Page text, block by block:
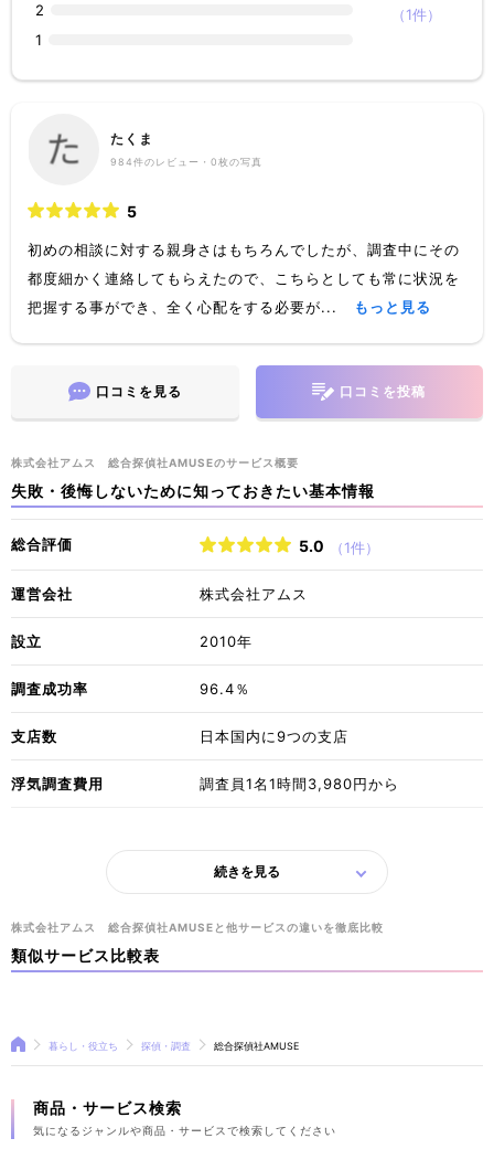
2
1
（1件）
たくま
984件のレビュー・ 0枚の写真
5
初めの相談に対する親身さはもちろんでしたが、調査中にその
都度細かく連絡してもらえたので、こちらとしても常に状況を
把握する事ができ、全く心配をする必要が...
もっと見る
口コミを見る 口コミを投稿
​株式会社アムス 総合探偵社AMUSEのサービス概要
失敗・後悔しないために知っておきたい基本情報
総合評価 5.0 （1件）
運営会社 株式会社アムス
設立 2010年
調査成功率 96.4％
支店数 日本国内に9つの支店
浮気調査費用 ​調査員1名1時間3,980円から
続きを見る
​株式会社アムス 総合探偵社AMUSEと他サービスの違いを徹底比較
類似サービス比較表
暮らし・役立ち 探偵・調査 総合探偵社AMUSE
商品・サービス検索
気になるジャンルや商品・サービスで検索してください